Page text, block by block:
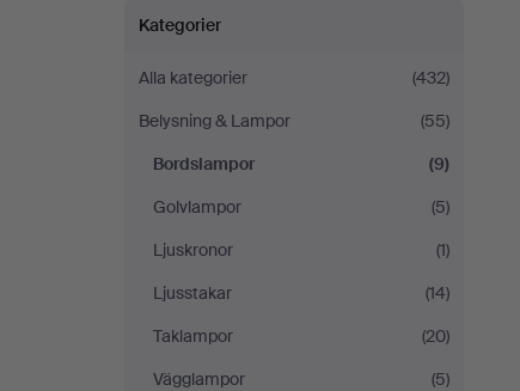
Bordslampor
på
Auktionshuset
Thelin
Johansson
Kategorier
Alla kategorier
(432)
Belysning & Lampor
(55)
Bordslampor
(9)
Golvlampor
(5)
Ljuskronor
(1)
Ljusstakar
(14)
Taklampor
(20)
Vägglampor
(5)